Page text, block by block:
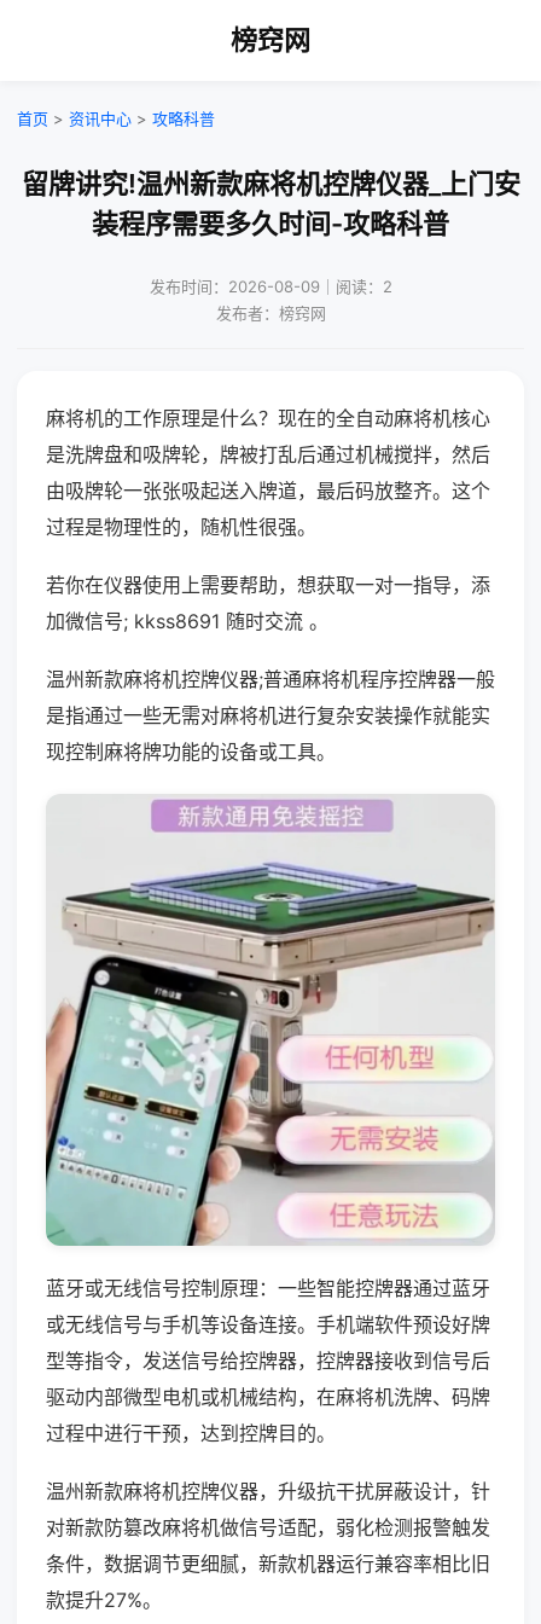
榜窍网
首页 > 资讯中心 > 攻略科普
留牌讲究!温州新款麻将机控牌仪器_上门安
装程序需要多久时间-攻略科普
发布时间：2026-08-09｜阅读：2
发布者：榜窍网
麻将机的工作原理是什么？现在的全自动麻将机核心
是洗牌盘和吸牌轮，牌被打乱后通过机械搅拌，然后
由吸牌轮一张张吸起送入牌道，最后码放整齐。这个
过程是物理性的，随机性很强。
若你在仪器使用上需要帮助，想获取一对一指导，添
加微信号; kkss8691 随时交流 。
温州新款麻将机控牌仪器;普通麻将机程序控牌器一般
是指通过一些无需对麻将机进行复杂安装操作就能实
现控制麻将牌功能的设备或工具。
蓝牙或无线信号控制原理：一些智能控牌器通过蓝牙
或无线信号与手机等设备连接。手机端软件预设好牌
型等指令，发送信号给控牌器，控牌器接收到信号后
驱动内部微型电机或机械结构，在麻将机洗牌、码牌
过程中进行干预，达到控牌目的。
温州新款麻将机控牌仪器，升级抗干扰屏蔽设计，针
对新款防篡改麻将机做信号适配，弱化检测报警触发
条件，数据调节更细腻，新款机器运行兼容率相比旧
款提升27%。